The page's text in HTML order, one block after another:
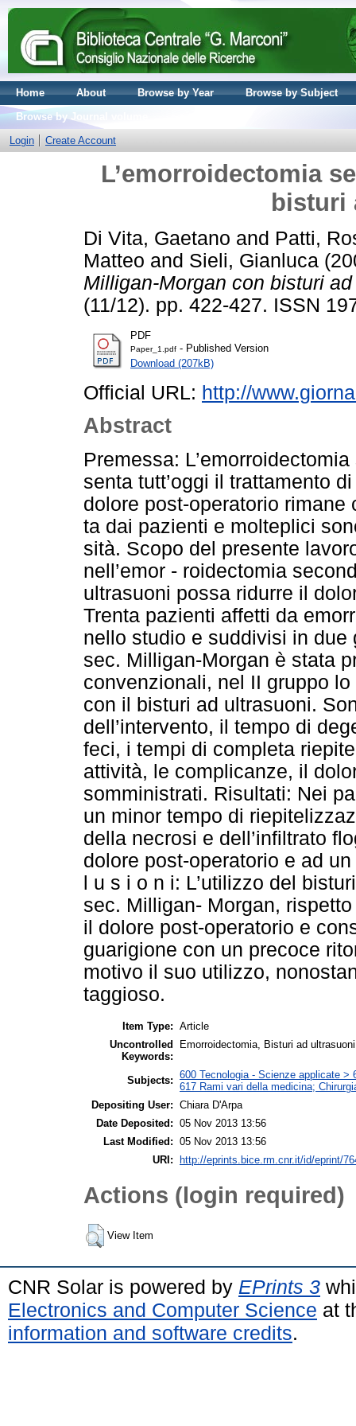
Home About Browse by Year
Browse by Subject
Browse by Journal volume
Login
Create Account
L’emorroidectomia
bisturi
Di Vita, Gaetano and Patti,
Matteo and Sieli, Gianluca
Milligan-Morgan con bisturi
(11/12). pp. 422-427. ISSN
PDF
Paper_1.pdf - Published Version
Download (207kB)
Official URL: http://
Abstract
Premessa:
senta tutt’oggi il trattamento
dolore post-operatorio
ta dai pazienti e molteplici
sità. Scopo del presente
nell’emor - roidectomia
ultrasuoni possa ridurre il
Trenta pazienti affetti da
nello studio e suddivisi in due
sec. Milligan-Morgan è stata
convenzionali, nel II gruppo
con il bisturi ad ultrasuoni.
dell’intervento, il tempo di
feci, i tempi di completa
attività, le complicanze, il
somministrati. Risultati: Nei
un minor tempo di
della necrosi e dell’infiltrato
dolore post-operatorio e ad
l u s i o n i: L’utilizzo del
sec. Milligan- Morgan,
il dolore post-operatorio e
guarigione con un precoce
motivo il suo utilizzo,
taggioso.
Item Type: Article
Uncontrolled
Keywords:
Emorroidectomia, Bisturi ad
Subjects: 600 Tecnologia - Scienze applicate
617 Rami vari della medicina;
Depositing User: Chiara D'Arpa
Date Deposited: 05 Nov 2013 13:56
Last Modified: 05 Nov 2013 13:56
URI:
http://eprints.bice.rm.cnr.it/id/eprint/
Actions (login required)
View Item
CNR Solar is powered by EPrints 3
Electronics and Computer Science at
information and software credits.